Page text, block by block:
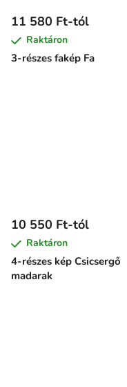
3-részes fakép Fa
11 580 Ft-tól
Raktáron
4-részes kép Csicsergő
madarak
10 550 Ft-tól
Raktáron